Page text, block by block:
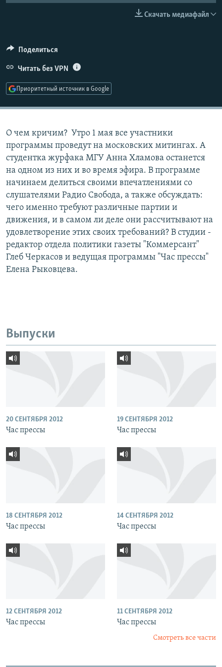
СОЦИАЛЬНЫЕ СЕТИ
Скачать медиафайл
Поделиться
Читать без VPN
Приоритетный источник в Google
О чем кричим? Утро 1 мая все участники
программы проведут на московских митингах. А
студентка журфака МГУ Анна Хламова останется
на одном из них и во время эфира. В программе
начинаем делиться своими впечатлениями со
слушателями Радио Свобода, а также обсуждать:
чего именно требуют различные партии и
движения, и в самом ли деле они рассчитывают на
удовлетворение этих своих требований? В студии -
редактор отдела политики газеты "Коммерсант"
Глеб Черкасов и ведущая программы "Час прессы"
Елена Рыковцева.
Выпуски
20 СЕНТЯБРЯ 2012
Час прессы
19 СЕНТЯБРЯ 2012
Час прессы
18 СЕНТЯБРЯ 2012
Час прессы
14 СЕНТЯБРЯ 2012
Час прессы
12 СЕНТЯБРЯ 2012
Час прессы
11 СЕНТЯБРЯ 2012
Час прессы
Смотреть все части